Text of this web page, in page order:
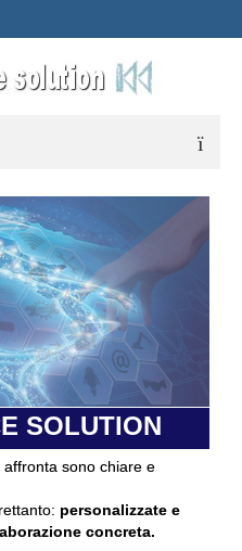
SOLUTION
sono chiare e
personalizzate e
concreta.